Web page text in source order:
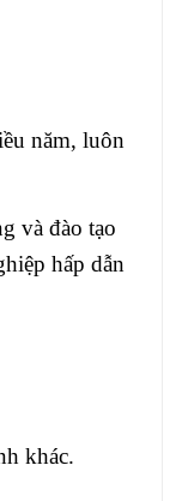
năm, luôn
và đào tạo
hấp dẫn
khác.